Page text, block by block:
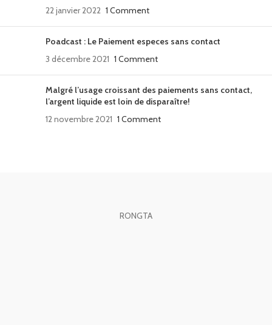
22 janvier 2022 1 Comment
Poadcast : Le Paiement especes sans contact
3 décembre 2021 1 Comment
Malgré l’usage croissant des paiements sans contact,
l’argent liquide est loin de disparaître!
12 novembre 2021 1 Comment
RONGTA